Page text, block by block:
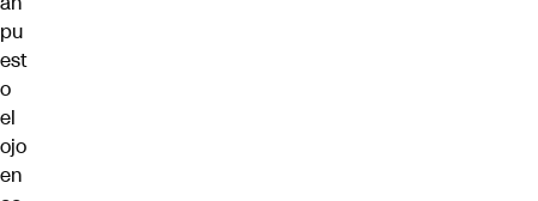
pu
est
o
el
ojo
en